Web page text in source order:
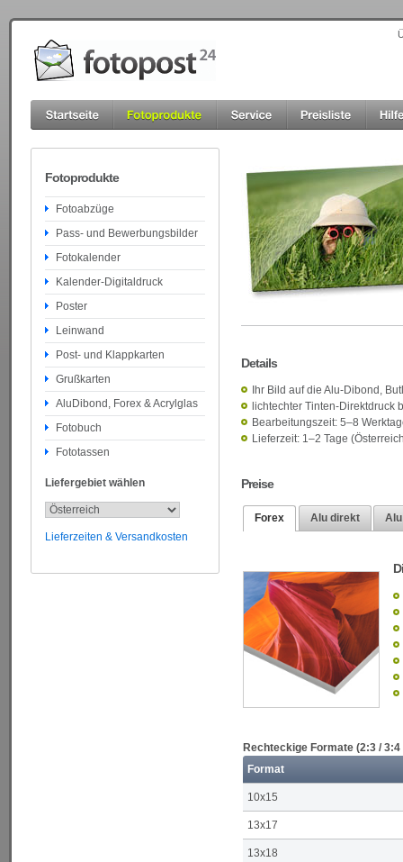
Fotoprodukte
Fotoabzüge
Pass- und Bewerbungsbilder
Fotokalender
Kalender-Digitaldruck
Poster
Leinwand
Post- und Klappkarten
Grußkarten
AluDibond, Forex & Acrylglas
Fotobuch
Fototassen
Liefergebiet wählen
Lieferzeiten & Versandkosten
Details
Ihr Bild auf die Alu-Dibond,
lichtechter Tinten-Direktdruck
Bearbeitungszeit: 5–8
Lieferzeit: 1–2 Tage
Preise
Forex Alu direkt
Rechteckige Formate (2:3 / 3:4
Format
10x15
13x17
13x18